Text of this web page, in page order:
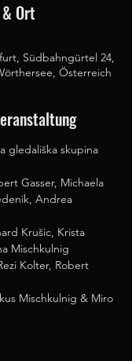
Ort
Südbahngürtel 24,
Österreich
gledališka skupina
Gasser, Michaela
Andrea
Krušic, Krista
Mischkulnig
Kolter, Robert
Mischkulnig & Miro